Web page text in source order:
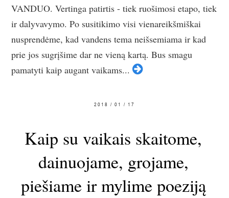
VANDUO. Vertinga patirtis - tiek ruošimosi etapo, tiek
ir dalyvavymo. Po susitikimo visi vienareikšmiškai
nusprendėme, kad vandens tema neišsemiama ir kad
prie jos sugrįšime dar ne vieną kartą. Bus smagu
pamatyti kaip augant vaikams...
2018 / 01 / 17
Kaip su vaikais skaitome,
dainuojame, grojame,
piešiame ir mylime poeziją